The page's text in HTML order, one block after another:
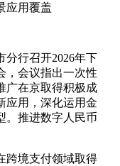
应用覆盖
分行召开2026年下
，会议指出一次性
广在京取得积极成
应用，深化运用金
。推进数字人民币
跨境支付领域取得